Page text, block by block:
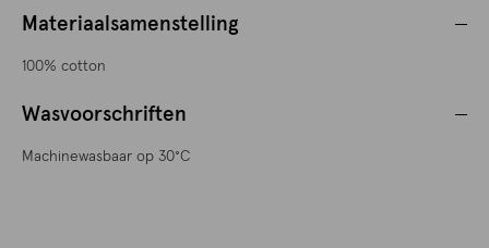
Materiaalsamenstelling
100% cotton
Wasvoorschriften
Machinewasbaar op 30°C